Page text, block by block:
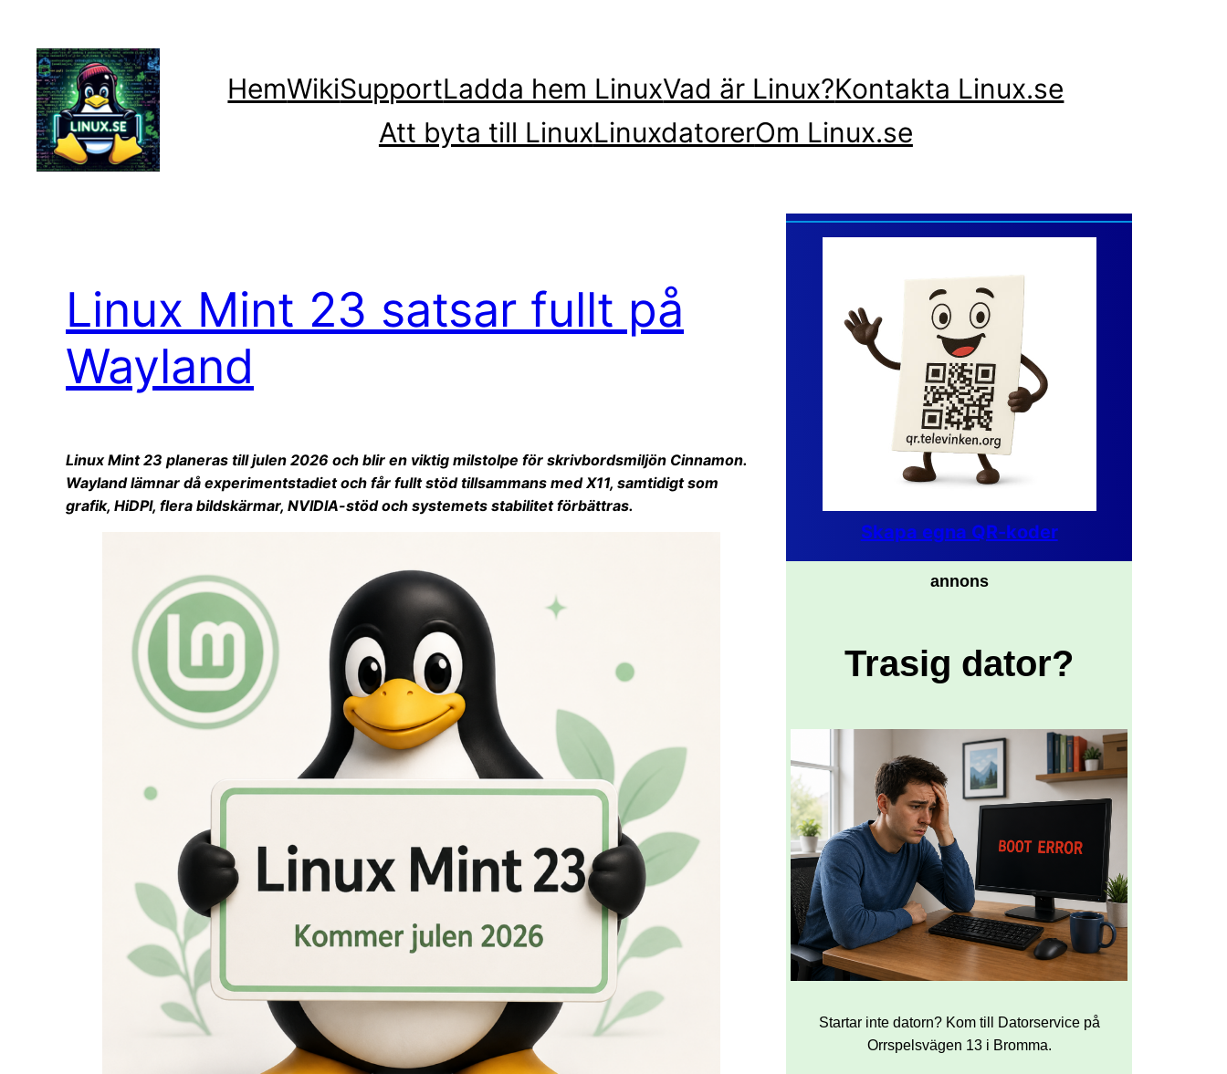
innehåll
HemWikiSupportLadda hem LinuxVad är Linux?Kontakta Linux.se
Att byta till LinuxLinuxdatorerOm Linux.se
Linux Mint 23 satsar fullt på
Wayland
Linux Mint 23 planeras till julen 2026 och blir en viktig milstolpe för skrivbordsmiljön Cinnamon.
Wayland lämnar då experimentstadiet och får fullt stöd tillsammans med X11, samtidigt som
grafik, HiDPI, flera bildskärmar, NVIDIA-stöd och systemets stabilitet förbättras.
Skapa egna QR-koder
annons
Trasig dator?
Startar inte datorn? Kom till Datorservice på
Orrspelsvägen 13 i Bromma.